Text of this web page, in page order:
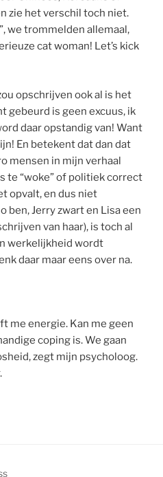
zie het verschil toch niet.
we trommelden allemaal,
cat woman! Let’s kick
opschrijven ook al is het
gebeurd is geen excuus, ik
daar opstandig van! Want
En betekent dat dan dat
mensen in mijn verhaal
te “woke” of politiek correct
opvalt, en dus niet
ben, Jerry zwart en Lisa een
van haar), is toch al
werkelijkheid wordt
daar maar eens over na.
me energie. Kan me geen
coping is. We gaan
zegt mijn psycholoog.